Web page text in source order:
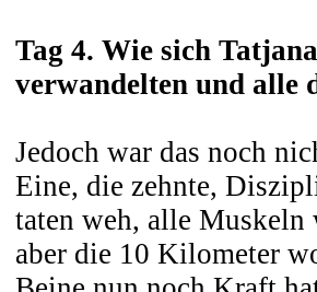
Tag 4. Wie sich
verwandelten und alle
Jedoch war das noch
Eine, die zehnte,
taten weh, alle Muskeln
aber die 10 Kilometer